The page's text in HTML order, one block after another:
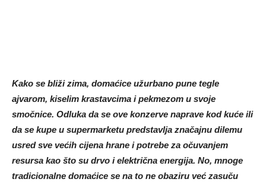
Kako se bliži zima, domaćice užurbano pune tegle
ajvarom, kiselim krastavcima i pekmezom u svoje
smočnice. Odluka da se ove konzerve naprave kod kuće ili
da se kupe u supermarketu predstavlja značajnu dilemu
usred sve većih cijena hrane i potrebe za očuvanjem
resursa kao što su drvo i električna energija. No, mnoge
tradicionalne domaćice se na to ne obaziru već zasuču